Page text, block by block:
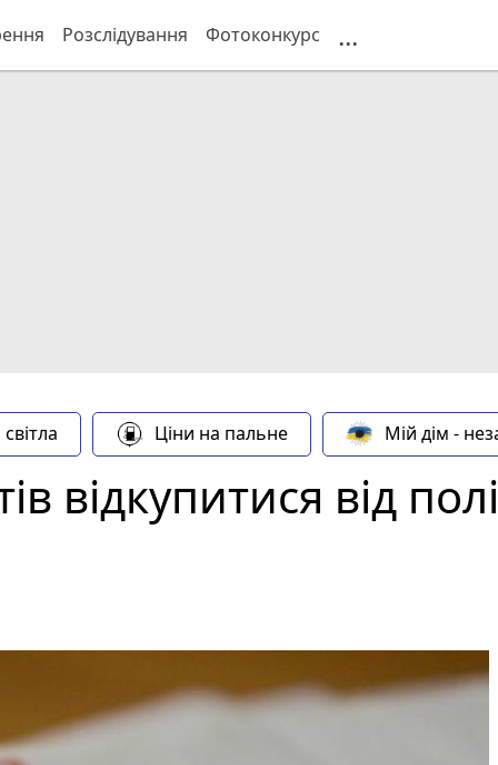
Розслідування Фотоконкурс ...
Ціни на пальне Мій дім -
відкупитися від